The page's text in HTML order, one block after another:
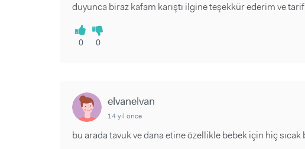
duyunca biraz kafam karıştı ilgine teşekkür ederim ve
0 0
elvanelvan
14 yıl önce
bu arada tavuk ve dana etine özellikle bebek için hiç sıcak